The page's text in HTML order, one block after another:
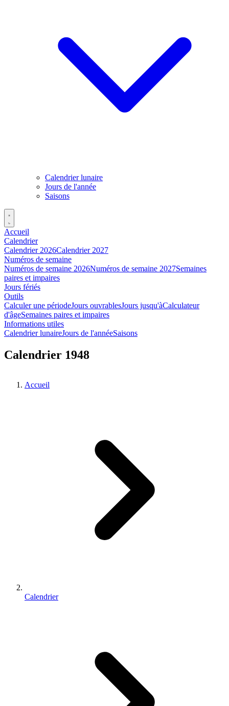
Calendrier lunaire
Jours de l'année
Saisons
Accueil
Calendrier
Calendrier 2026Calendrier 2027
Numéros de semaine
Numéros de semaine 2026Numéros de semaine 2027Semaines
paires et impaires
Jours fériés
Outils
Calculer une périodeJours ouvrablesJours jusqu'àCalculateur
d'âgeSemaines paires et impaires
Informations utiles
Calendrier lunaireJours de l'annéeSaisons
Calendrier 1948
Accueil
Calendrier